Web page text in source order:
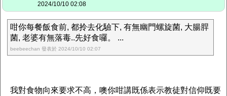
2024/10/10 02:08
咁你每餐飯食前, 都拎去化驗下, 有無幽門螺旋菌, 大腸䏷
菌, 老婆有無落毒..先好食囉。 ...
beebeechan 發表於 2024/10/10 02:07
我對食物向來要求不高，噢你咁講既係表示教徒對信仰既要